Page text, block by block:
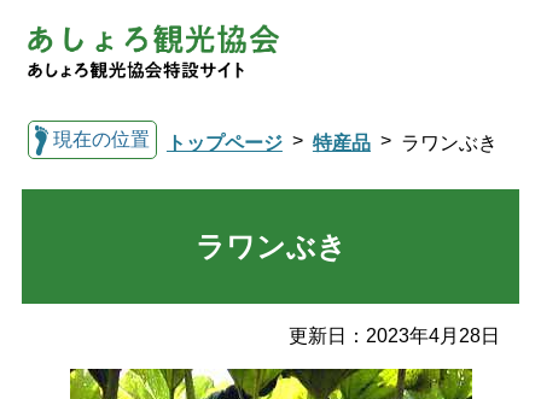
総合トップへ戻る
現在の位置 トップページ 特産品 ラワンぶき
ラワンぶき
更新日： 2023年4月28日